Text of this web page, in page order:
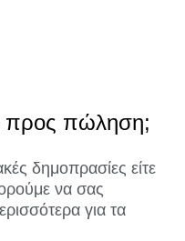
προς πώληση;
δημοπρασίες είτε
να σας
για τα